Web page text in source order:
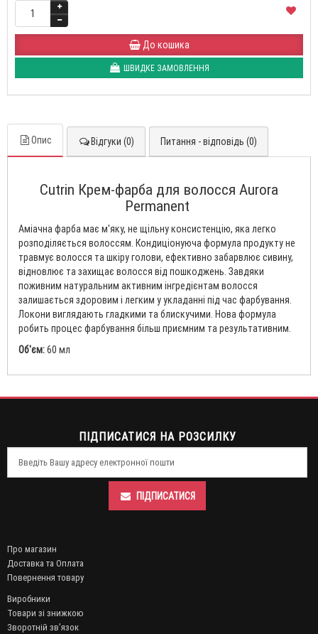
До кошика
ШВИДКЕ ЗАМОВЛЕННЯ
Опис Відгуки (0) Питання - відповідь (0)
Cutrin Крем-фарба для волосся Aurora
Permanent
Аміачна фарба має м'яку, не щільну консистенцію, яка легко
розподіляється волоссям. Кондиціонуюча формула продукту не
травмує волосся та шкіру голови, ефективно забарвлює сивину,
відновлює та захищає волосся від пошкоджень. Завдяки
поживним натуральним активним інгредієнтам волосся
залишається здоровим і легким у укладанні під час фарбування.
Локони виглядають гладкими та блискучими. Нова формула
робить процес фарбування більш приємним та результативним.
Об'єм:60 мл
ПІДПИСАТИСЯ НА РОЗСИЛКУ
ПІДПИСАТИСЯ
Про магазин
Доставка та Оплата
Повернення товару
Виробники
Товари зі знижкою
Зворотній зв’язок